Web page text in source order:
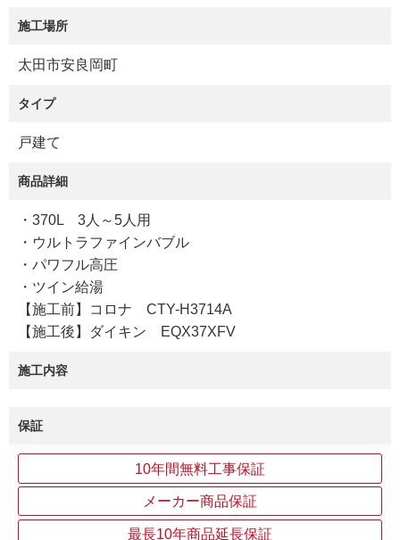
施工場所
太田市安良岡町
タイプ
戸建て
商品詳細
・370L 3人～5人用
・ウルトラファインバブル
・パワフル高圧
・ツイン給湯
【施工前】コロナ CTY-H3714A
【施工後】ダイキン EQX37XFV
施工内容
保証
10年間無料工事保証
メーカー商品保証
最長10年商品延長保証